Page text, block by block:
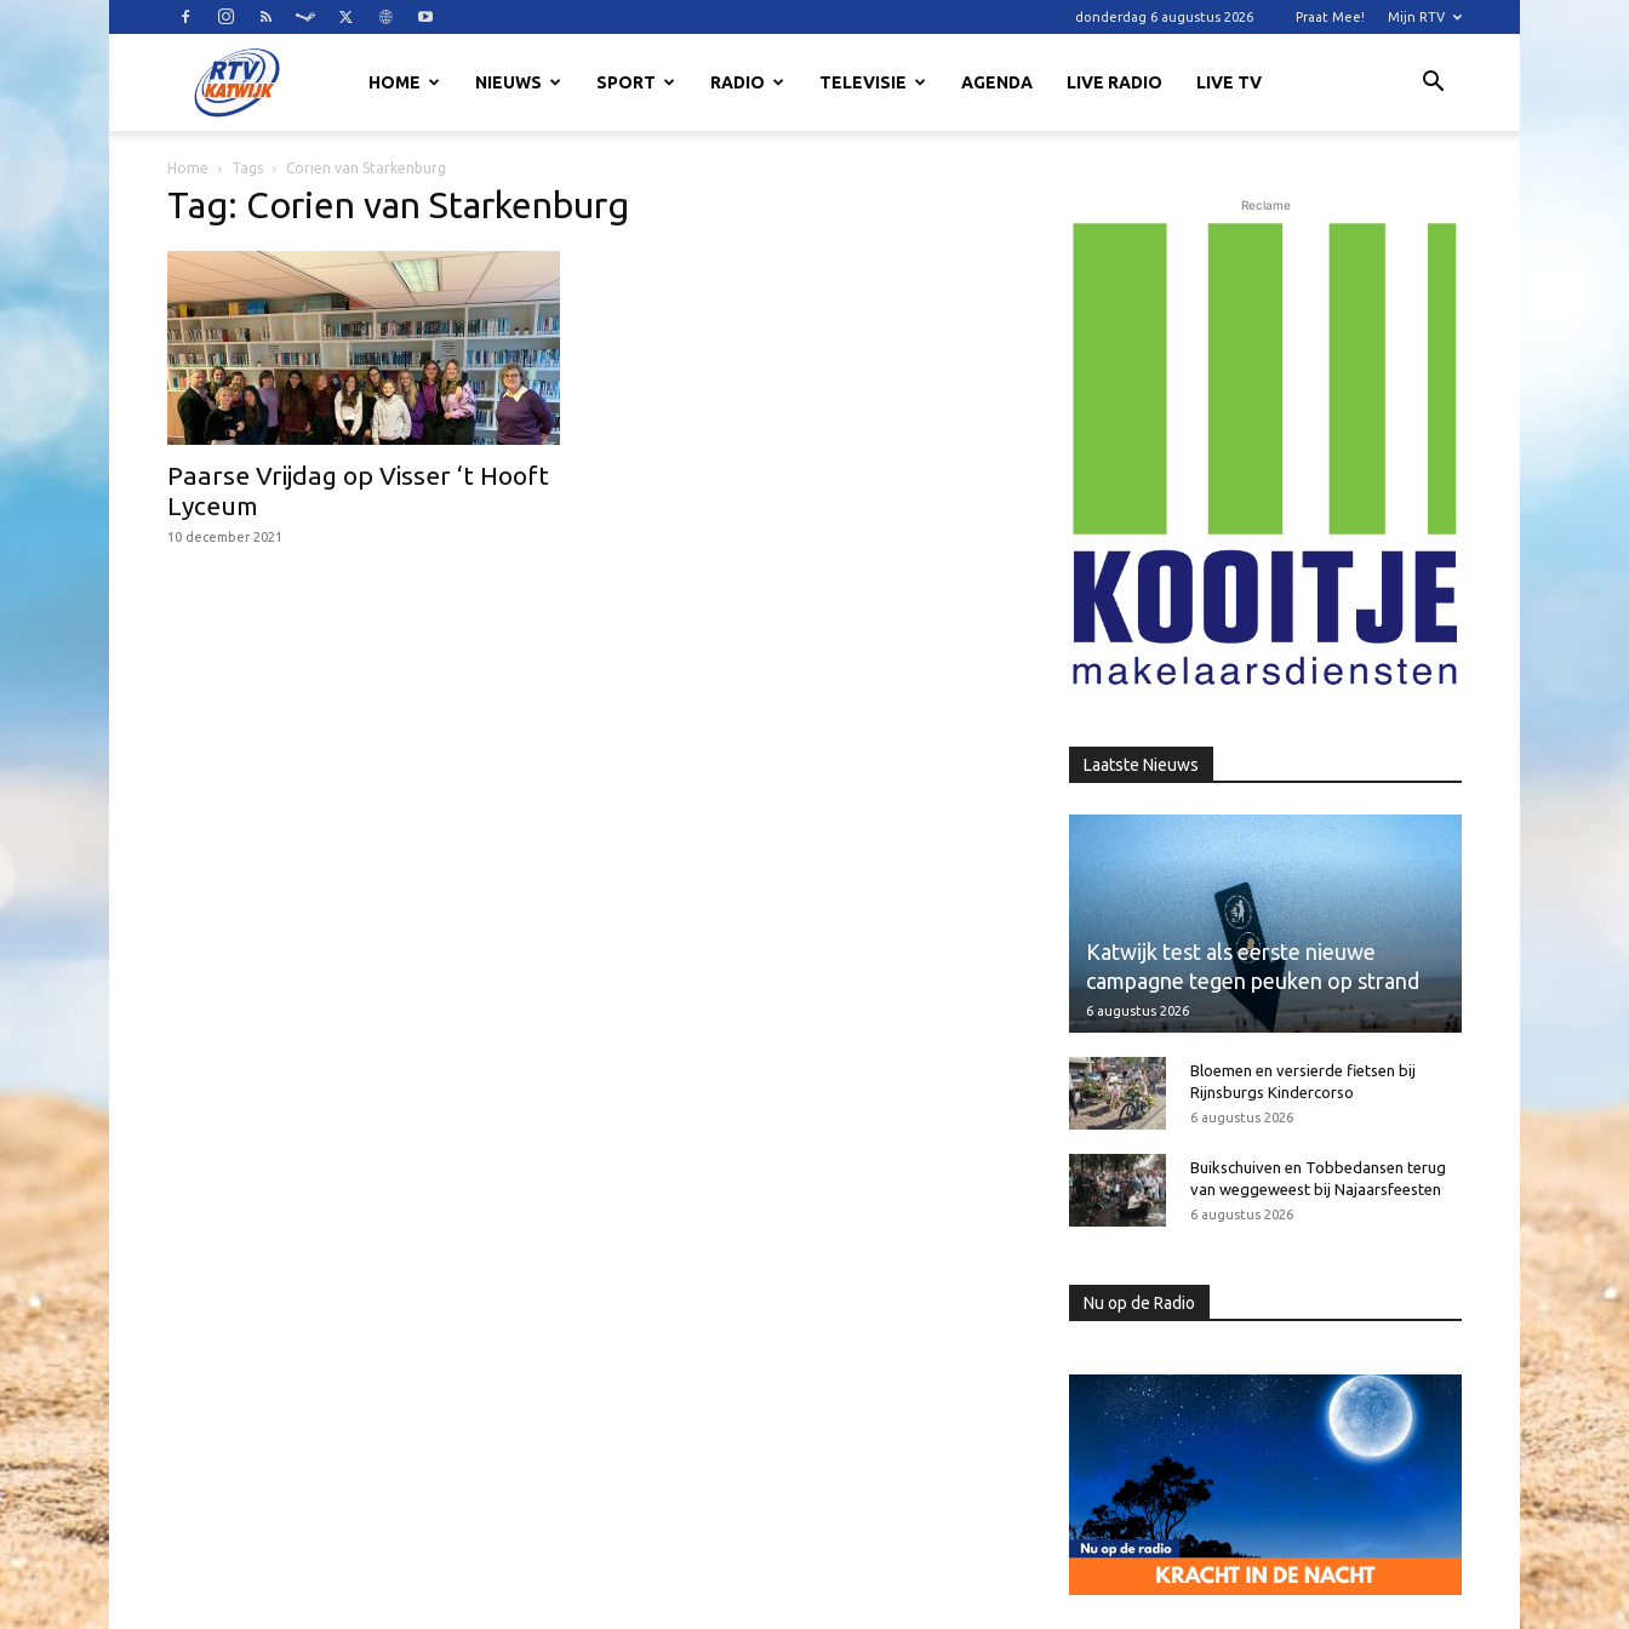
donderdag 6 augustus 2026 Praat Mee! Mijn RTV
Katwijk
HOME NIEUWS SPORT RADIO TELEVISIE AGENDA LIVE RADIO LIVE TV
Home Tags Corien van Starkenburg
Tag: Corien van Starkenburg
Paarse Vrijdag op Visser ‘t Hooft
Lyceum
10 december 2021
Reclame
Laatste Nieuws
Katwijk test als eerste nieuwe
campagne tegen peuken op strand
6 augustus 2026
Bloemen en versierde fietsen bij
Rijnsburgs Kindercorso
6 augustus 2026
Buikschuiven en Tobbedansen terug
van weggeweest bij Najaarsfeesten
6 augustus 2026
Nu op de Radio